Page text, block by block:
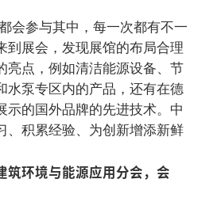
会参与其中，每一次都有不一
到展会，发现展馆的布局合理
亮点，例如清洁能源设备、节
水泵专区内的产品，还有在德
示的国外品牌的先进技术。中
、积累经验、为创新增添新鲜
筑环境与能源应用分会，会